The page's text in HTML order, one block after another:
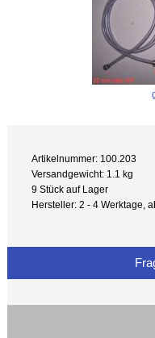
Artikelnummer: 100.203
Versandgewicht: 1.1 kg
9 Stück auf Lager
Hersteller: 2 - 4 Werktage,